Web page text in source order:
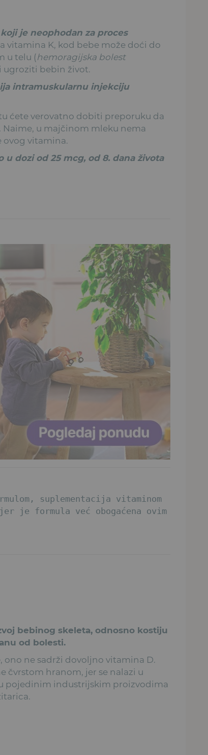
je neophodan za proces
vitamina K, kod bebe može doći do
u telu (hemoragijska bolest
ugroziti bebin život.
intramuskularnu injekciju
ćete verovatno dobiti preporuku da
u majčinom mleku nema
ovog vitamina.
dozi od 25 mcg, od 8. dana života
suplementacija vitaminom
je formula već obogaćena ovim
bebinog skeleta, odnosno kostiju
od bolesti.
ne sadrži dovoljno vitamina D.
čvrstom hranom, jer se nalazi u
pojedinim industrijskim proizvodima